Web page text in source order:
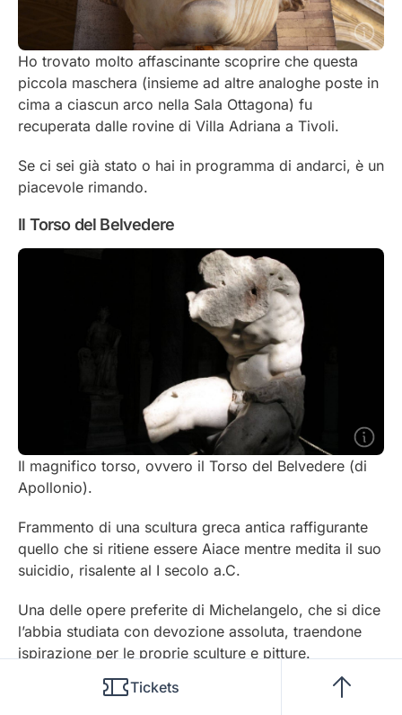
Ho trovato molto affascinante scoprire che questa
piccola maschera (insieme ad altre analoghe poste in
cima a ciascun arco nella Sala Ottagona) fu
recuperata dalle rovine di Villa Adriana a Tivoli.
Se ci sei già stato o hai in programma di andarci, è un
piacevole rimando.
Il Torso del Belvedere
Il magnifico torso, ovvero il Torso del Belvedere (di
Apollonio).
Frammento di una scultura greca antica raffigurante
quello che si ritiene essere Aiace mentre medita il suo
suicidio, risalente al I secolo a.C.
Una delle opere preferite di Michelangelo, che si dice
l’abbia studiata con devozione assoluta, traendone
ispirazione per le proprie sculture e pitture.
Per gli appassionati di Rodin: era consuetudine
Tickets